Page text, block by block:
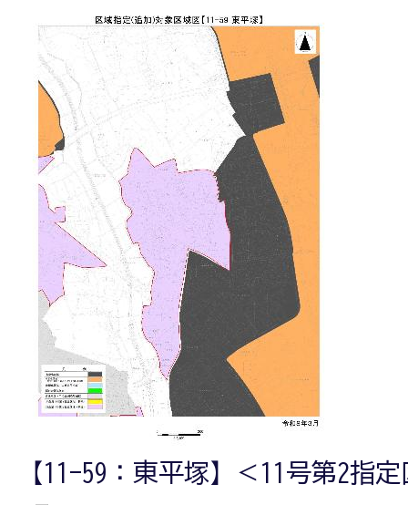
【11-59：東平塚】＜11号第2指